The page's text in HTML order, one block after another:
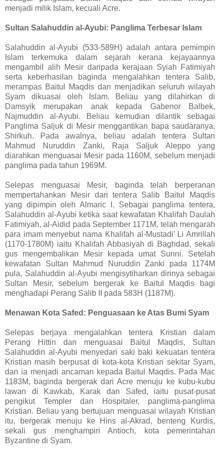
menjadi milik Islam, kecuali Acre.
Sultan Salahuddin al-Ayubi: Panglima Terbesar Islam
Salahuddin al-Ayubi (533-589H) adalah antara pemimpin
Islam terkemuka dalam sejarah kerana kejayaannya
mengambil alih Mesir daripada kerajaan Syiah Fatimiyah
serta keberhasilan baginda mengalahkan tentera Salib,
merampas Baitul Maqdis dan menjadikan seluruh wilayah
Syam dikuasai oleh Islam. Beliau yang dilahirkan di
Damsyik merupakan anak kepada Gabenor Balbek,
Najmuddin al-Ayubi. Beliau kemudian dilantik sebagai
Panglima Saljuk di Mesir menggantikan bapa saudaranya,
Shirkuh. Pada awalnya, beliau adalah tentera Sultan
Mahmud Nuruddin Zanki, Raja Saljuk Aleppo yang
diarahkan menguasai Mesir pada 1160M, sebelum menjadi
panglima pada tahun 1969M.
Selepas menguasai Mesir, baginda telah berperanan
mempertahankan Mesir dari tentera Salib Baitul Maqdis
yang dipimpin oleh Almaric I. Sebagai panglima tentera,
Salahuddin al-Ayubi ketika saat kewafatan Khalifah Daulah
Fatimiyah, al-Aidid pada September 1171M, telah mengarah
para imam menyebut nama Khalifah al-Mustadi’ Li Amrillah
(1170-1780M) iaitu Khalifah Abbasiyah di Baghdad, sekali
gus mengembalikan Mesir kepada umat Sunni. Setelah
kewafatan Sultan Mahmud Nuruddin Zanki pada 1174M
pula, Salahuddin al-Ayubi mengisytiharkan dirinya sebagai
Sultan Mesir, sebelum bergerak ke Baitul Maqdis bagi
menghadapi Perang Salib II pada 583H (1187M).
Menawan Kota Safed: Penguasaan ke Atas Bumi Syam
Selepas berjaya mengalahkan tentera Kristian dalam
Perang Hittin dan menguasai Baitul Maqdis, Sultan
Salahuddin al-Ayubi menyedari saki baki kekuatan tentera
Kristian masih berpusat di kota-kota Kristian sekitar Syam,
dan ia menjadi ancaman kepada Baitul Maqdis. Pada Mac
1183M, baginda bergerak dari Acre menuju ke kubu-kubu
lawan di Kawkab, Karak dan Safed, iaitu pusat-pusat
pengikut Templer dan Hospitaler, panglima-panglima
Kristian. Beliau yang bertujuan menguasai wilayah Kristian
itu, bergerak menuju ke Hins al-Akrad, benteng Kurdis,
sekali gus menghampiri Antioch, kota pemerintahan
Byzantine di Syam.